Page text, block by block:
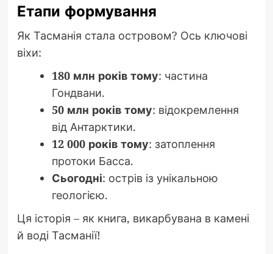
Етапи формування
Як Тасманія стала островом? Ось ключові
віхи:
180 млн років тому: частина
Гондвани.
50 млн років тому: відокремлення
від Антарктики.
12 000 років тому: затоплення
протоки Басса.
Сьогодні: острів із унікальною
геологією.
Ця історія – як книга, викарбувана в камені
й воді Тасманії!